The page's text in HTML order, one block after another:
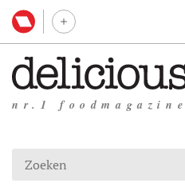
nr.1 foodmagazine